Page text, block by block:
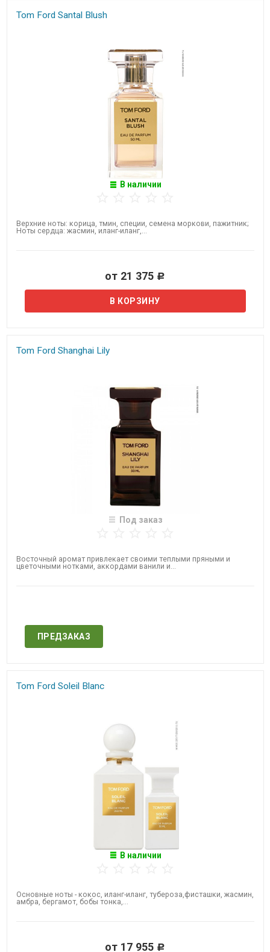
Tom Ford Santal Blush
В наличии
Верхние ноты: корица, тмин, специи, семена моркови, пажитник;
Ноты сердца: жасмин, иланг-иланг,...
от 21 375 Р
Tom Ford Shanghai Lily
Под заказ
Восточный аромат привлекает своими теплыми пряными и
цветочными нотками, аккордами ванили и...
ПРЕДЗАКАЗ
Tom Ford Soleil Blanc
В наличии
Основные ноты - кокос, иланг-иланг, тубероза,фисташки, жасмин,
амбра, бергамот, бобы тонка,...
от 17 955 Р